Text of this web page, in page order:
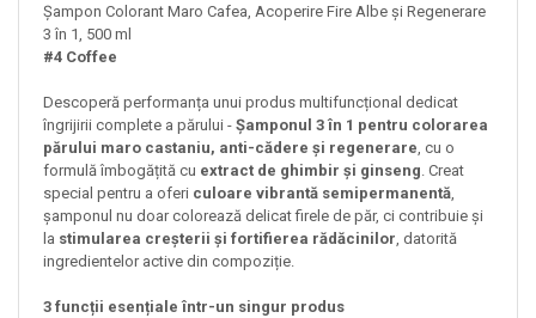
Șampon Colorant Maro Cafea, Acoperire Fire Albe și Regenerare
3 în 1, 500 ml
#4 Coffee
Descoperă performanța unui produs multifuncțional dedicat
îngrijirii complete a părului - Șamponul 3 în 1 pentru colorarea
părului maro castaniu, anti-cădere și regenerare , cu o
formulă îmbogățită cu extract de ghimbir și ginseng . Creat
special pentru a oferi culoare vibrantă semipermanentă
șamponul nu doar colorează delicat firele de păr, ci contribuie și
la stimularea creșterii și fortifierea rădăcinilor , datorită
ingredientelor active din compoziție.
3 funcții esențiale într-un singur produs